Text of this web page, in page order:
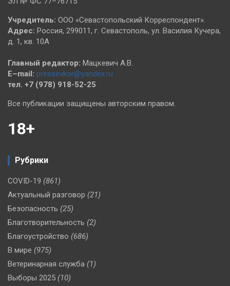
Учредитель: ООО «Севастопольский Корреспондент».
Адрес: Россия, 299011, г. Севастополь, ул. Василия Кучера,
д. 1, кв. 10А
Главный редактор: Мацкевич А.В.
E–mail: pressevkor@yandex.ru
тел. +7 (978) 918-52-25
Все публикации защищены авторским правом.
18+
Рубрики
COVID-19 (861)
Актуальный разговор (21)
Безопасность (25)
Благотворительность (2)
Благоустройство (686)
В мире (975)
Ветеринарная служба (1)
Выборы 2025 (10)